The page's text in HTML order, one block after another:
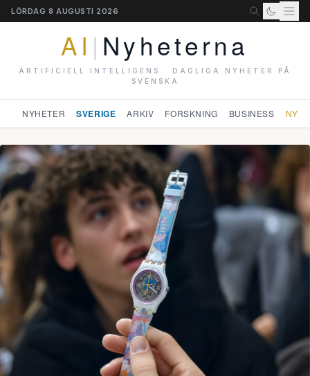
LÖRDAG 8 AUGUSTI 2026
AI | Nyheterna
ARTIFICIELL INTELLIGENS · DAGLIGA NYHETER PÅ
SVENSKA
NYHETER SVERIGE ARKIV FORSKNING BUSINESS